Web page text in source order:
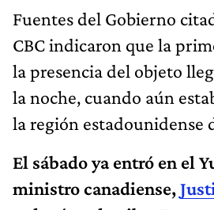
Fuentes del Gobierno
CBC indicaron que la
la presencia del objeto
la noche, cuando aún
la región estadounidense
El sábado ya entró en el
ministro canadiense,